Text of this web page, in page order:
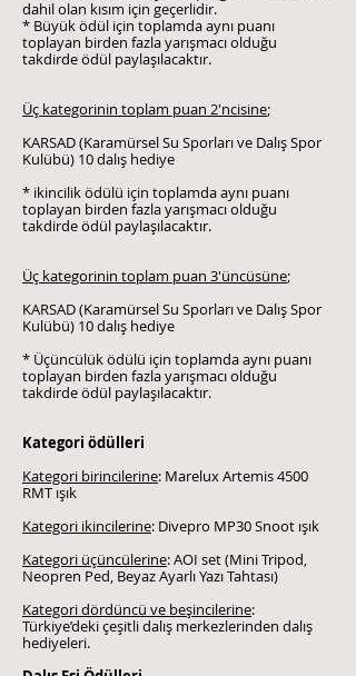
dahil olan kısım için geçerlidir.
* Büyük ödül için toplamda aynı puanı
toplayan birden fazla yarışmacı olduğu
takdirde ödül paylaşılacaktır.
Üç kategorinin toplam puan 2'ncisine;
KARSAD (Karamürsel Su Sporları ve Dalış Spor
Kulübü) 10 dalış hediye
* ikincilik ödülü için toplamda aynı puanı
toplayan birden fazla yarışmacı olduğu
takdirde ödül paylaşılacaktır.
Üç kategorinin toplam puan 3'üncüsüne;
KARSAD (Karamürsel Su Sporları ve Dalış Spor
Kulübü) 10 dalış hediye
* Üçüncülük ödülü için toplamda aynı puanı
toplayan birden fazla yarışmacı olduğu
takdirde ödül paylaşılacaktır.
Kategori ödülleri
Kategori birincilerine: Marelux Artemis 4500
RMT ışık
Kategori ikincilerine: Divepro MP30 Snoot ışık
Kategori üçüncülerine: AOI set (Mini Tripod,
Neopren Ped, Beyaz Ayarlı Yazı Tahtası)
Kategori dördüncü ve beşincilerine:
Türkiye’deki çeşitli dalış merkezlerinden dalış
hediyeleri.